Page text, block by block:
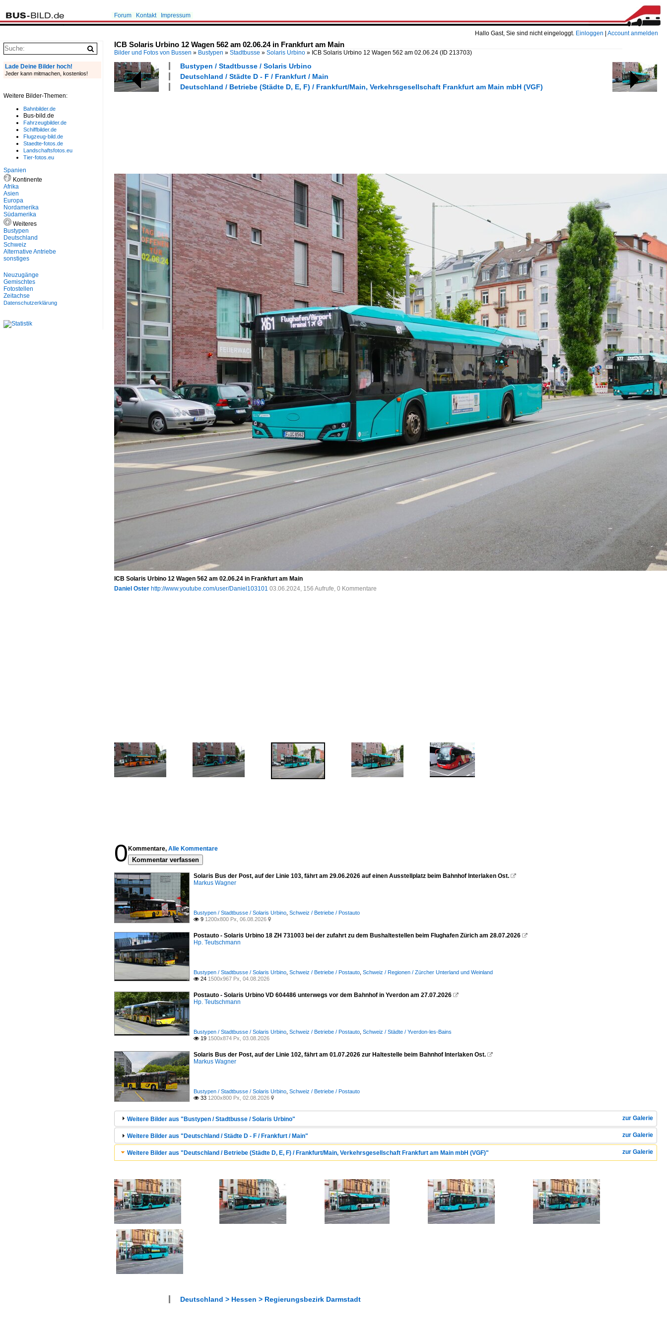
Hallo Gast, Sie sind nicht eingeloggt. Einloggen Account anmelden
Forum Kontakt Impressum
ICB Solaris Urbino 12 Wagen 562 am 02.06.24 in Frankfurt am Main
Bilder und Fotos von Bussen » Bustypen » Stadtbusse » Solaris Urbino » ICB Solaris Urbino 12 Wagen 562 am 02.06.24 (ID 213703)
Bustypen / Stadtbusse / Solaris Urbino
Deutschland / Städte D - F / Frankfurt / Main
Deutschland / Betriebe (Städte D, E, F) / Frankfurt/Main, Verkehrsgesellschaft Frankfurt am Main mbH (VGF)
ICB Solaris Urbino 12 Wagen 562 am 02.06.24 in Frankfurt am Main
Daniel Oster http://www.youtube.com/user/Daniel103101 03.06.2024, 156 Aufrufe, 0 Kommentare
0 Kommentare, Alle Kommentare
Kommentar verfassen
Solaris Bus der Post, auf der Linie 103, fährt am 29.06.2026 auf einen Ausstellplatz beim Bahnhof Interlaken Ost. 
Markus Wagner
Bustypen / Stadtbusse / Solaris Urbino Schweiz / Betriebe / Postauto
 9 1200x800 Px, 06.08.2026 
Postauto - Solaris Urbino 18 ZH 731003 bei der zufahrt zu dem Bushaltestellen beim Flughafen Zürich am 28.07.2026 
Hp. Teutschmann
Bustypen / Stadtbusse / Solaris Urbino Schweiz / Betriebe / Postauto Schweiz / Regionen / Zürcher Unterland und Weinland
 24 1500x967 Px, 04.08.2026
Postauto - Solaris Urbino VD 604486 unterwegs vor dem Bahnhof in Yverdon am 27.07.2026 
Hp. Teutschmann
Bustypen / Stadtbusse / Solaris Urbino Schweiz / Betriebe / Postauto Schweiz / Städte / Yverdon-les-Bains
 19 1500x874 Px, 03.08.2026
Solaris Bus der Post, auf der Linie 102, fährt am 01.07.2026 zur Haltestelle beim Bahnhof Interlaken Ost. 
Markus Wagner
Bustypen / Stadtbusse / Solaris Urbino Schweiz / Betriebe / Postauto
 33 1200x800 Px, 02.08.2026 
zur Galerie
Weitere Bilder aus "Bustypen / Stadtbusse / Solaris Urbino"
zur Galerie
Weitere Bilder aus "Deutschland / Städte D - F / Frankfurt / Main"
zur Galerie
Weitere Bilder aus "Deutschland / Betriebe (Städte D, E, F) / Frankfurt/Main, Verkehrsgesellschaft Frankfurt am Main mbH (VGF)"
Deutschland > Hessen > Regierungsbezirk Darmstadt
Lade Deine Bilder hoch!
Jeder kann mitmachen, kostenlos!
Weitere Bilder-Themen:
Bahnbilder.de
Bus-bild.de
Fahrzeugbilder.de
Schiffbilder.de
Flugzeug-bild.de
Staedte-fotos.de
Landschaftsfotos.eu
Tier-fotos.eu
Spanien
Kontinente
Afrika
Asien
Europa
Nordamerika
Südamerika
Weiteres
Bustypen
Deutschland
Schweiz
Alternative Antriebe
sonstiges
Neuzugänge
Gemischtes
Fotostellen
Zeitachse
Datenschutzerklärung